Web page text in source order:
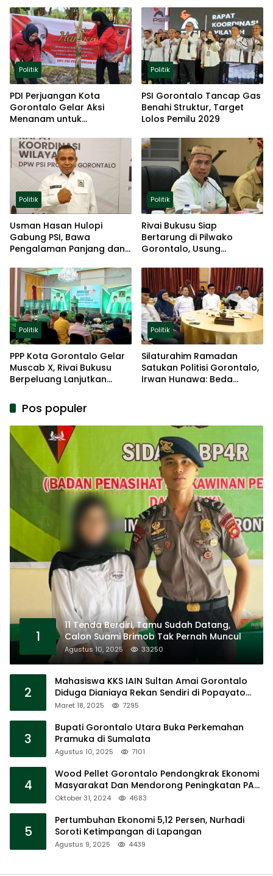
Politik
PDI Perjuangan Kota
Gorontalo Gelar Aksi
Menanam untuk
Politik
PSI Gorontalo Tancap Gas
Benahi Struktur, Target
Lolos Pemilu 2029
Politik
Usman Hasan Hulopi
Gabung PSI, Bawa
Pengalaman Panjang dan
Politik
Rivai Bukusu Siap
Bertarung di Pilwako
Gorontalo, Usung
Politik
Politik
PPP Kota Gorontalo Gelar
Muscab X, Rivai Bukusu
Berpeluang Lanjutkan
Politik
Silaturahim Ramadan
Satukan Politisi Gorontalo,
Irwan Hunawa: Beda
Pos populer
1
11 Tenda Berdiri, Tamu Sudah Datang,
Calon Suami Brimob Tak Pernah Muncul
Agustus 10, 2025 33250
2
Mahasiswa KKS IAIN Sultan Amai Gorontalo
Diduga Dianiaya Rekan Sendiri di Popayato
Barat
Maret 18, 2025 7295
3
Bupati Gorontalo Utara Buka Perkemahan
Pramuka di Sumalata
Agustus 10, 2025 7101
4
Wood Pellet Gorontalo Pendongkrak Ekonomi
Masyarakat Dan Mendorong Peningkatan PAD
Gorontalo
Oktober 31, 2024 4683
5
Pertumbuhan Ekonomi 5,12 Persen, Nurhadi
Soroti Ketimpangan di Lapangan
Agustus 9, 2025 4439